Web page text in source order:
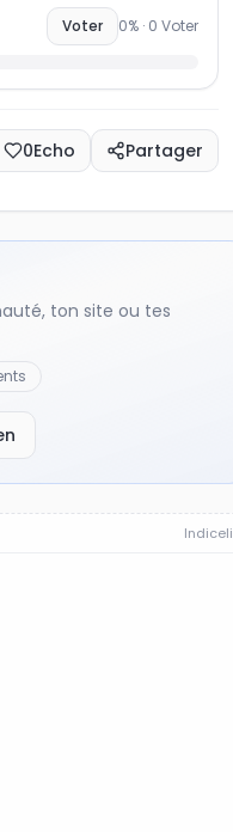
Voter 0% · 0 Voter
0Echo Partager
ton site ou tes
Indiceli